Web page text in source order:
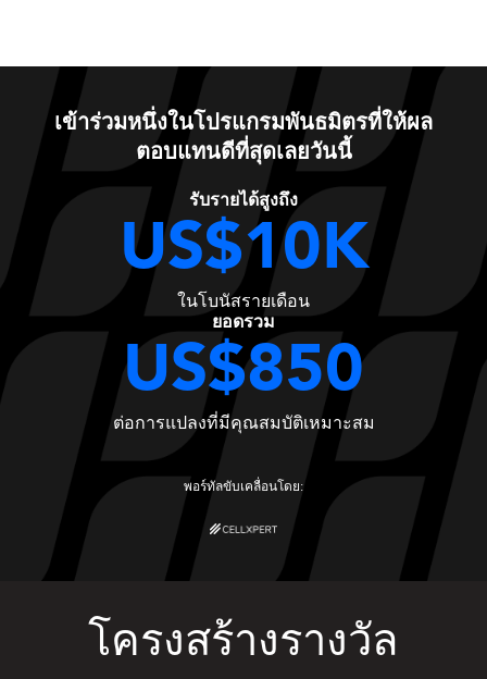
เข้าร่วมหนึ่งในโปรแกรมพันธมิตรที่ให้ผล
ตอบแทนดีที่สุดเลยวันนี้
รับรายได้สูงถึง
US$10K
ในโบนัสรายเดือน
ยอดรวม
US$850
ต่อการแปลงที่มีคุณสมบัติเหมาะสม
พอร์ทัลขับเคลื่อนโดย:
โครงสร้างรางวัล